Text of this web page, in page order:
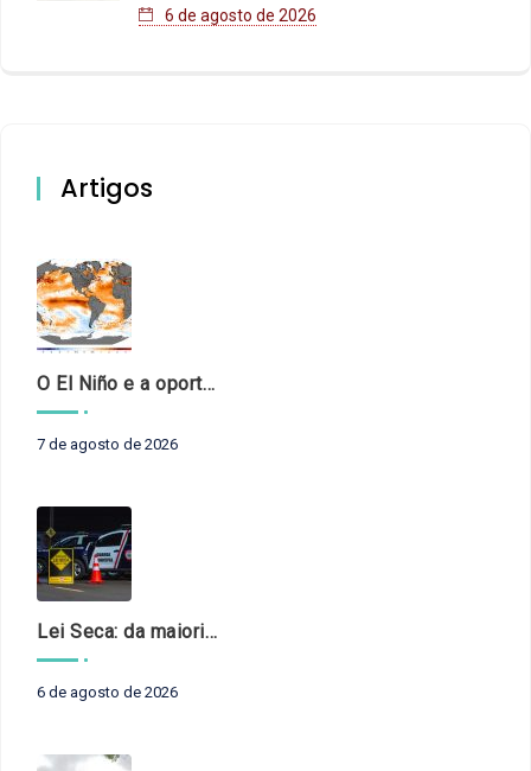
6 de agosto de 2026
Artigos
O El Niño e a oportunidade de fortalecer o controle externo das políticas climáticas
7 de agosto de 2026
Lei Seca: da maioridade à maturidade
6 de agosto de 2026